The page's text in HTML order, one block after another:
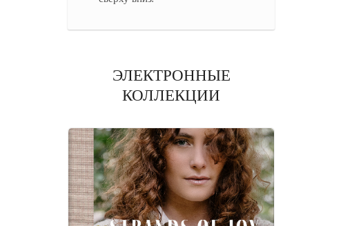
ЭЛЕКТРОННЫЕ
КОЛЛЕКЦИИ